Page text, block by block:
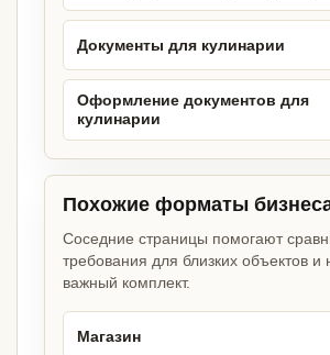
Документы для кулинарии
Оформление документов для
кулинарии
Похожие форматы
Соседние страницы помогают
требования для близких объектов и
важный комплект.
Магазин